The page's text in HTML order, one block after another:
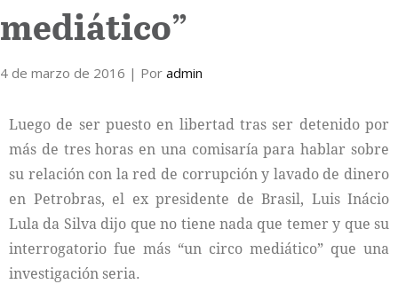
Cultura
mediático”
4 de marzo de 2016 | Por admin
Luego de ser puesto en libertad tras ser detenido por
más de tres horas en una comisaría para hablar sobre
su relación con la red de corrupción y lavado de dinero
en Petrobras, el ex presidente de Brasil, Luis Inácio
Lula da Silva dijo que no tiene nada que temer y que su
interrogatorio fue más “un circo mediático” que una
investigación seria.